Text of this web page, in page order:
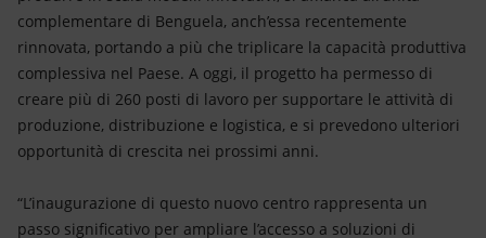
complementare di Benguela, anch’essa recentemente
rinnovata, portando a più che triplicare la capacità produttiva
complessiva nel Paese. A oggi, il progetto ha permesso di
creare più di 260 posti di lavoro per supportare le attività di
produzione, distribuzione e logistica, e si prevedono ulteriori
opportunità di crescita nei prossimi anni.
“L’inaugurazione di questo nuovo centro rappresenta un
passo significativo per ampliare l’accesso a soluzioni di